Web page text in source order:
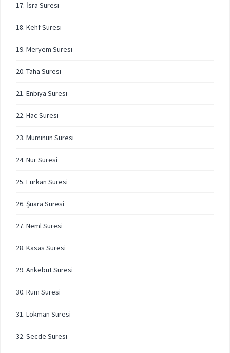
17. İsra Suresi
18. Kehf Suresi
19. Meryem Suresi
20. Taha Suresi
21. Enbiya Suresi
22. Hac Suresi
23. Muminun Suresi
24. Nur Suresi
25. Furkan Suresi
26. Şuara Suresi
27. Neml Suresi
28. Kasas Suresi
29. Ankebut Suresi
30. Rum Suresi
31. Lokman Suresi
32. Secde Suresi